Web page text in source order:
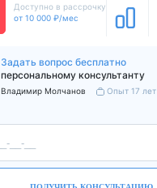
Доступно в рассрочку
от 10 000 ₽/мес
Задать вопрос бесплатно
персональному консультанту
Владимир Молчанов Опыт 17 лет